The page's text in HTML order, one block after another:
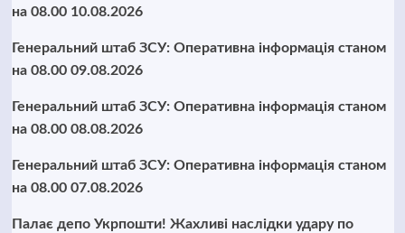
на 08.00 10.08.2026
Генеральний штаб ЗСУ: Оперативна інформація станом
на 08.00 09.08.2026
Генеральний штаб ЗСУ: Оперативна інформація станом
на 08.00 08.08.2026
Генеральний штаб ЗСУ: Оперативна інформація станом
на 08.00 07.08.2026
Палає депо Укрпошти! Жахливі наслідки удару по